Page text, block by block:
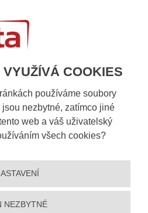
COOKIES
používáme soubory
nezbytné, zatímco jiné
web a váš uživatelský
všech cookies?
NEZBYTNÉ